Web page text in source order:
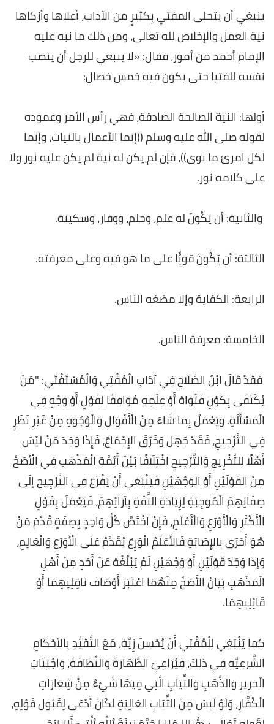
ينبغي أن يتحلى المفتي بِكثيرٍ من الآداب، أعلاها وأزكاها
نية العمل والإخلاص لله تعالى، ومن ذلك ما نبه عليه
الإمام أحمد من أمور، فقال: «لا ينبغي للرجل أن ينصب
نفسه للفتيا حتى يكون فيه خمس خصال:
أولها: النية الصالحة الصادقة، فهي رأس الأمر وعموده
لقوله صلى الله عليه وسلم ((إنما الأعمال بالنيات، وإنما
لكل امرئ ما نوى))، فإن لم يكن له نية لم يكن عليه نور ولا
على كلامه نور.
والثانية: أن يَكُونَ له علم، وحلم، ووقار، وسكينة.
الثالثة: أن يَكُونَ قويًّا على ما هو فيه وعلى معرفته.
الرابعة: الكفاية وإلا مضغه الناس.
الخامسة: معرفة الناس.
فَقَدْ قَالَ ابْنُ الصَّلَاحِ فِي آدَابِ الْمُفْتِي وَالْمُسْتَفْتَي: "مَنْ
يُكْتَفَى بِكَوْنِ فَتْوَاهُ أَوْ عِلْمِهِ مُوَافِقًا لِقَوْلٍ أَوْ وَجْهٍ فِي
الْمَسْأَلَةِ. وَيَعْمَلُ بِمَا شَاءَ مِنْ الْأَقْوَالِ وَالْوُجُوهِ مِنْ غَيْرِ نَظَرٍ
فِي التَّرْجِيحِ، فَقَدْ جَهِلَ وَخَرَقَ الإِجْمَاعَ، فَإِذَا وَجَدَ مَنْ لَيْسَ
أَهْلًا لِلتَّخْرِيجِ وَالتَّرْجِيحِ اخْتِلَافًا بَيْنَ أَئِمَّةِ الْمَذْهَبِ فِي الْأَصَحِّ
مِنْ القَوْلَيْنِ أَوْ الوَجْهَيْنِ فَيَنْبَغِي أَنْ يَفْزَعَ فِي التَّرْجِيحِ إلَى
صِفَاتِهِمْ الْمُوجِبَةِ لِزِيَادَةِ الثِّقَةِ بِآرَائِهِمْ، فَيَعْمَلَ بِقَوْلِ
الْأَكْثَرِ وَالْأَوْرَعِ وَالْأَعْلَمِ، فَإِنْ اخْتَصَّ كُلُّ وَاحِدٍ بِصِفَةٍ قُدِّمَ مَنْ
هُوَ أَحْرَى بِالإِصَابَةِ فَالأَعْلَمُ الْوَرِعُ يُقَدَّمُ عَلَى الْأَوْرَعِ وَالْعَالِمِ،
وَإِذَا وَجَدَ قَوْلَيْنِ أَوْ وَجْهَيْنِ لَمْ يَبْلُغْهُ عَنْ أَحَدٍ مِنْ أَهْلِ
الْمَذْهَبِ بَيَانُ الأَصَحِّ مِنْهُمَا اعْتَبَرَ أَوْصَافَ نَاقِلِيهِمَا أَوْ
قَائِلِيهِمَا.
كما يَنْبَغِي لِلْمُفْتِي أَنْ يُحْسِنَ زِيَّهُ، مَعَ التَّقَيُّدِ بِالأحْكَامِ
الشَّرعِيَّةِ فِي ذَلِكَ، فَيُرَاعِيَ الطَّهَارَةَ وَالنَّظَافَةَ، وَاجْتِنَابَ
الْحَرِيرِ وَالذَّهَبِ وَالثِّيَابِ الَّتِي فِيهَا شَيْءٌ مِنْ شِعَارَاتِ
الْكُفَّارِ، وَلَوْ لَبِسَ مِنَ الثِّيَابِ العَالِيَةِ لَكَانَ أَدْعَى لِقَبُول قَوْلِهِ،